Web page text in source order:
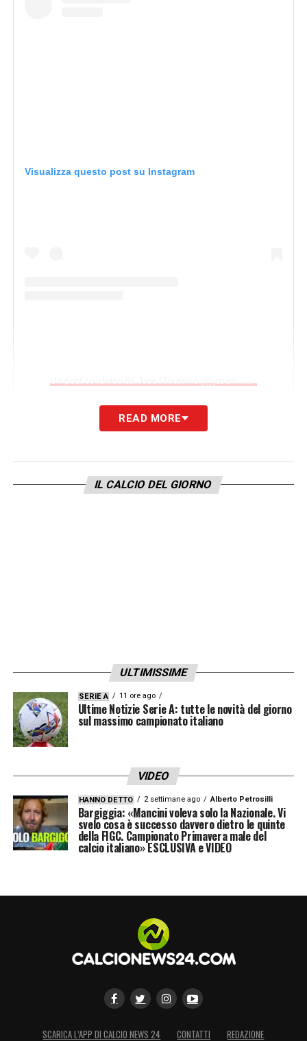
Visualizza questo post su Instagram
LA PLAYLIST DELLE NOSTRE TOP NEWS
READ MORE
IL CALCIO DEL GIORNO
ULTIMISSIME
SERIE A 11 ore ago
Ultime Notizie Serie A: tutte le novità del giorno
sul massimo campionato italiano
VIDEO
HANNO DETTO 2 settimane ago Alberto Petrosilli
Bargiggia: «Mancini voleva solo la Nazionale. Vi
svelo cosa è successo davvero dietro le quinte
della FIGC. Campionato Primavera male del
calcio italiano» ESCLUSIVA e VIDEO
SCARICA L’APP DI CALCIO NEWS 24 CONTATTI REDAZIONE